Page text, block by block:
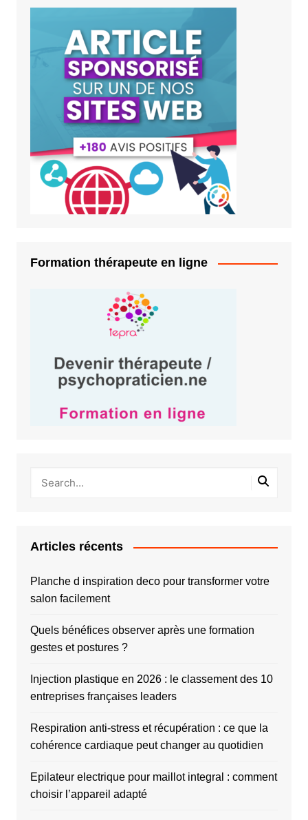
Formation thérapeute en ligne
Articles récents
Planche d inspiration deco pour transformer votre
salon facilement
Quels bénéfices observer après une formation
gestes et postures ?
Injection plastique en 2026 : le classement des 10
entreprises françaises leaders
Respiration anti-stress et récupération : ce que la
cohérence cardiaque peut changer au quotidien
Epilateur electrique pour maillot integral : comment
choisir l’appareil adapté